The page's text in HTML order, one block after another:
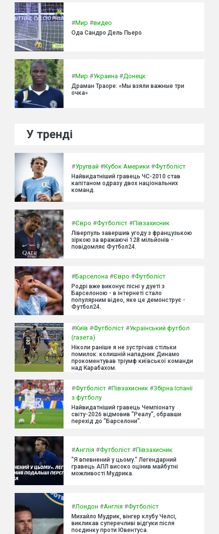
#Мир #видео
Ода Сандро Дель Пьеро
#Мир #Украина #Донецк
Драман Траоре: «Мы взяли важные три
очка»
У тренді
#Уругвай #Кубок Америки #Футболіст
Найвидатніший гравець ЧС-2010 став
капітаном одразу двох національних
команд.
#Євро #Футболіст #Півзахисник
Ліверпуль завершив угоду з французькою
зіркою за вражаючі 128 мільйонів -
повідомляє Футбол24.
#Барселона #Євро #Футболіст
Родрі вже виконує пісні у дуеті з
Барселоною - в інтернеті стало
популярним відео, яке це демонструє -
Футбол24.
#Київ #Футболіст #Український футбол
(газета)
Ніколи раніше я не зустрічав стільки
помилок: колишній нападник Динамо
прокоментував тріумф київської команди
над Карабахом.
#Футболіст #Півзахисник #Збірна Іспанії
з футболу
Найвидатніший гравець Чемпіонату
світу-2026 відмовив "Реалу", обравши
перехід до "Барселони".
#Англія #Футболіст #Півзахисник
"Я впевнений у цьому." Легендарний
гравець АПЛ високо оцінив майбутні
можливості Мудрика.
#Лондон #Англія #Футболіст
Михайло Мудрик, вінгер клубу Челсі,
викликав суперечливі відгуки після
поєдинку проти Ювентуса.